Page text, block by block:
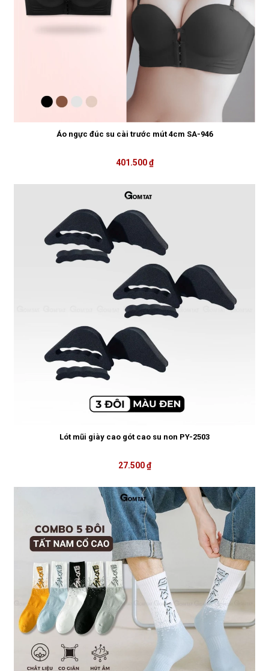
Áo ngực đúc su cài trước mút 4cm SA-946
401.500 ₫
Lót mũi giày cao gót cao su non PY-2503
27.500 ₫